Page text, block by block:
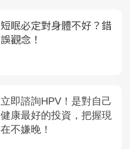
短眠必定對身體不好？錯
誤觀念！